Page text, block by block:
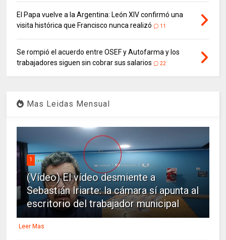
El Papa vuelve a la Argentina: León XIV confirmó una
visita histórica que Francisco nunca realizó
11
Se rompió el acuerdo entre OSEF y Autofarma y los
trabajadores siguen sin cobrar sus salarios
22
Mas Leidas Mensual
1
(Vídeo) El vídeo desmiente a
Sebastián Iriarte: la cámara sí apunta al
escritorio del trabajador municipal
Leer Mas